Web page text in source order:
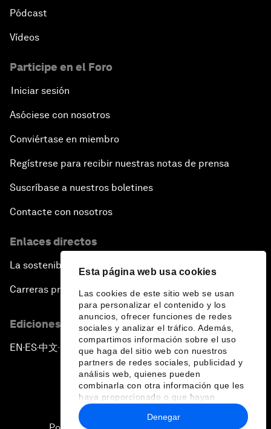
Esta página web usa cookies
Las cookies de este sitio web se usan
para personalizar el contenido y los
anuncios, ofrecer funciones de redes
sociales y analizar el tráfico. Además,
compartimos información sobre el uso
que haga del sitio web con nuestros
partners de redes sociales, publicidad y
análisis web, quienes pueden
combinarla con otra información que les
haya proporcionado o que hayan
recopilado a partir del uso que haya
hecho de sus servicios.
Denegar
Pódcast
Vídeos
Participe en el Foro
Iniciar sesión
Asóciese con nosotros
Conviértase en miembro
Regístrese para recibir nuestras notas de prensa
Suscríbase a nuestros boletines
Contacte con nosotros
Enlaces directos
La sostenibilidad en el Foro
Carreras profesionales
Ediciones en otros idiomas
EN ▪ ES▪中文▪ 日本語